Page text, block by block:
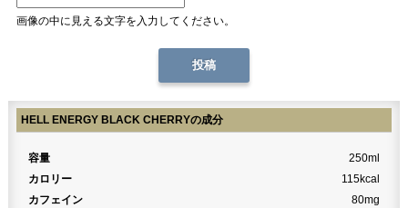
画像の中に見える文字を入力してください。
HELL ENERGY BLACK CHERRYの成分
容量
250ml
カロリー
115kcal
カフェイン
80mg